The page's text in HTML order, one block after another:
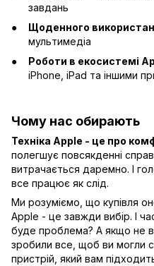
завдань
Щоденного
мультимедіа
Роботи в екосистемі
iPhone, iPad та іншими
Чому нас обирають
Техніка Apple - це про
полегшує повсякденні
витрачається даремно. І
все працює як слід.
Ми розуміємо, що купівля
Apple - це завжди вибір. І
буде проблема? А якщо не
зробили все, щоб ви могли
пристрій, який вам